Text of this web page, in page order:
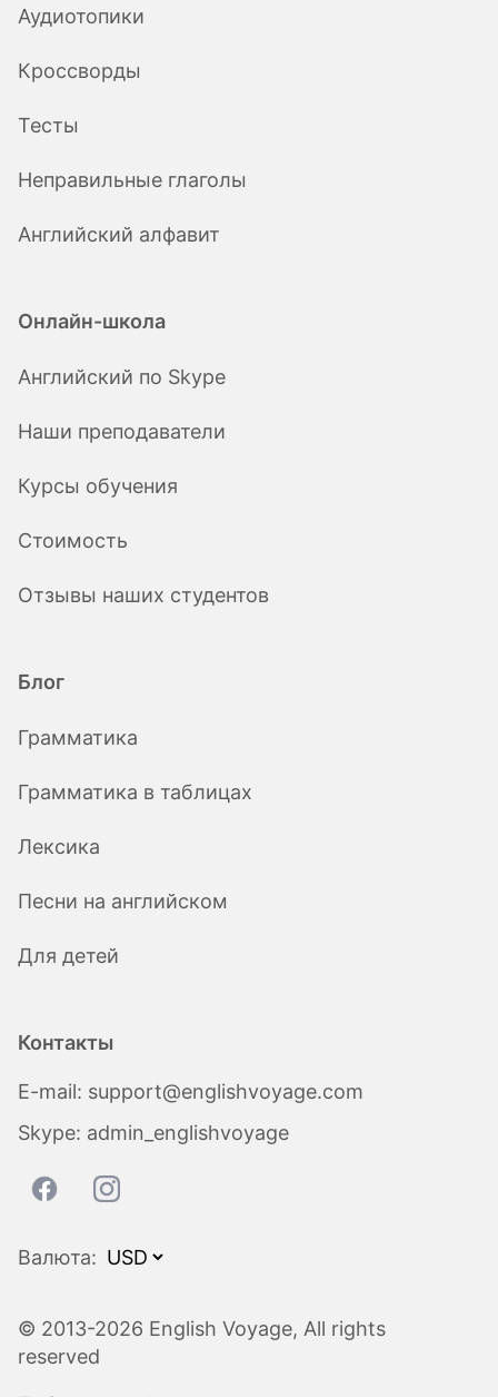
Аудиотопики
Кроссворды
Тесты
Неправильные глаголы
Английский алфавит
Онлайн-школа
Английский по Skype
Наши преподаватели
Курсы обучения
Стоимость
Отзывы наших студентов
Блог
Грамматика
Грамматика в таблицах
Лексика
Песни на английском
Для детей
Контакты
E-mail: support@englishvoyage.com
Skype: admin_englishvoyage
Валюта:
© 2013-2026 English Voyage, All rights
reserved